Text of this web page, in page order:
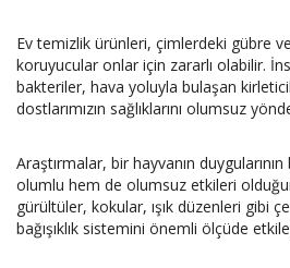
Ev temizlik ürünleri, çimlerdeki gübre
koruyucular onlar için zararlı olabilir.
bakteriler, hava yoluyla bulaşan
dostlarımızın sağlıklarını olumsuz
Araştırmalar, bir hayvanın duygularının
olumlu hem de olumsuz etkileri
gürültüler, kokular, ışık düzenleri gibi
bağışıklık sistemini önemli ölçüde